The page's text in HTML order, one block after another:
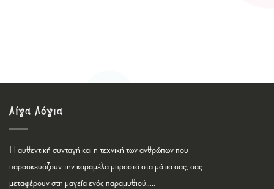
Λίγα Λόγια
Η αυθεντική συνταγή και η τεχνική των ανθρώπων που
παρασκευάζουν την καραμέλα μπροστά στα μάτια σας, σας
μεταφέρουν στη μαγεία ενός παραμυθιού…..